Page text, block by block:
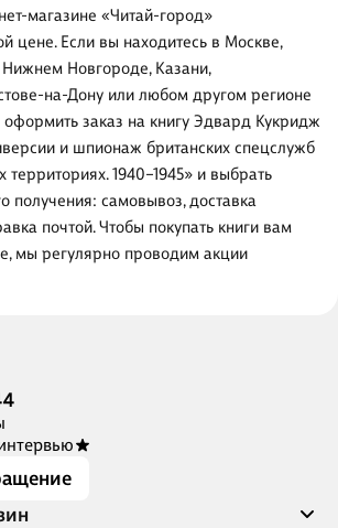
магазине «Читай-город»
цене. Если вы находитесь в Москве,
Нижнем Новгороде, Казани,
на-Дону или любом другом регионе
заказ на книгу Эдвард Кукридж
и шпионаж британских спецслужб
территориях. 1940–1945» и выбрать
получения: самовывоз, доставка
почтой. Чтобы покупать книги вам
мы регулярно проводим акции